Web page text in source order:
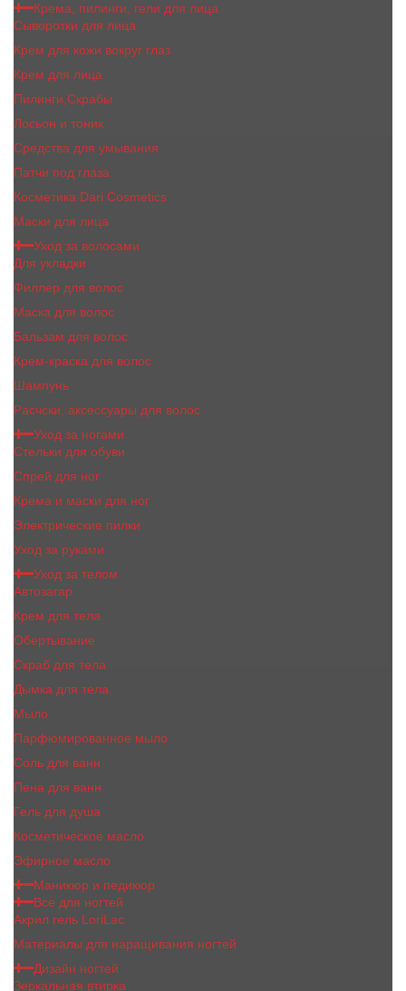
Крема, пилинги, гели для лица
Сыворотки для лица
Крем для кожи вокруг глаз
Крем для лица
Пилинги,Скрабы
Лосьон и тоник
Средства для умывания
Патчи под глаза
Косметика Dari Cosmetics
Маски для лица
Уход за волосами
Для укладки
Филлер для волос
Маска для волос
Бальзам для волос
Крем-краска для волос
Шампунь
Расчски, аксессуары для волос
Уход за ногами
Стельки для обуви
Спрей для ног
Крема и маски для ног
Электрические пилки
Уход за руками
Уход за телом
Автозагар
Крем для тела
Обертывание
Скраб для тела
Дымка для тела
Мыло
Парфюмированное мыло
Соль для ванн
Пена для ванн
Гель для душа
Косметическое масло
Эфирное масло
Маникюр и педикюр
Все для ногтей
Акрил гель LoriLac
Материалы для наращивания ногтей
Дизайн ногтей
Зеркальная втирка